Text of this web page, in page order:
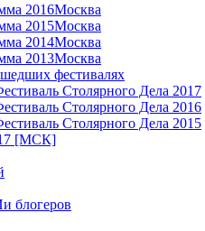
2016Москва
2015Москва
2014Москва
2013Москва
фестивалях
Столярного Дела 2017
Столярного Дела 2016
Столярного Дела 2015
[МСК]
и блогеров